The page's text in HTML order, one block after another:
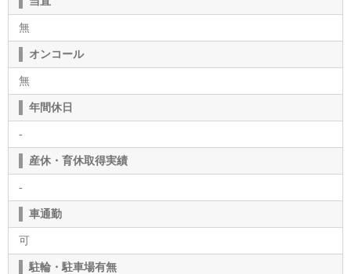
無
オンコール
無
年間休日
-
産休・育休取得実績
-
車通勤
可
駐輪・駐車場有無